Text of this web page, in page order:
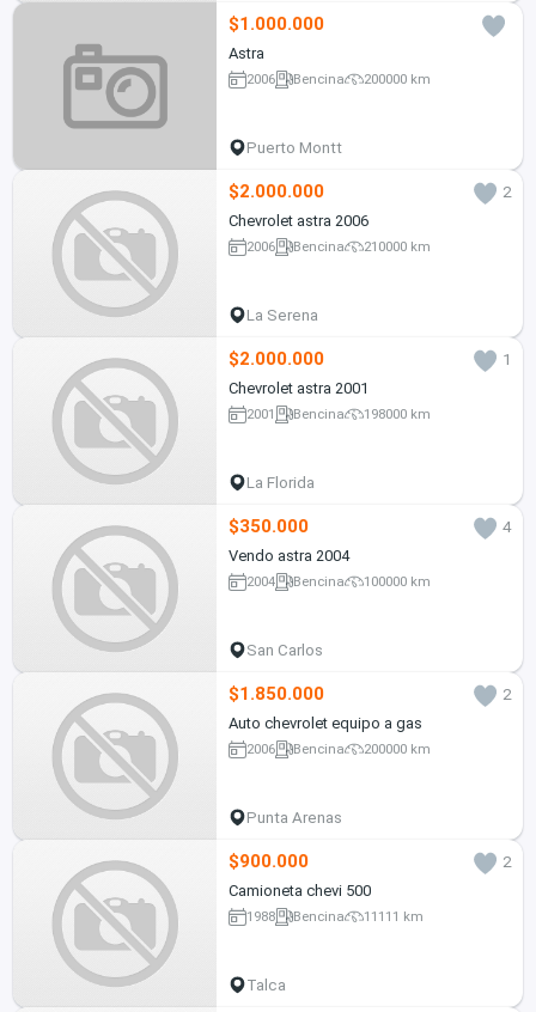
$1.000.000
Astra
2006 Bencina 200000 km
Puerto Montt
$2.000.000
2
Chevrolet astra 2006
2006 Bencina 210000 km
La Serena
$2.000.000
1
Chevrolet astra 2001
2001 Bencina 198000 km
La Florida
$350.000
4
Vendo astra 2004
2004 Bencina 100000 km
San Carlos
$1.850.000
2
Auto chevrolet equipo a gas
2006 Bencina 200000 km
Punta Arenas
$900.000
2
Camioneta chevi 500
1988 Bencina 11111 km
Talca